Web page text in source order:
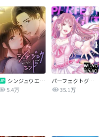
シンジュウエンド【タテヨミ】
5.4万
パーフェクトグリッター
35.1万